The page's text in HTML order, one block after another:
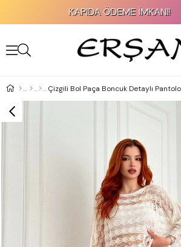
KAPIDA ÖDEME İMKANI!
Çizgili Bol Paça Boncuk Detaylı